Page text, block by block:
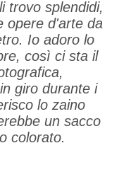
trovo splendidi,
opere d'arte da
Io adoro lo
così ci sta il
giro durante i
lo zaino
un sacco
colorato.